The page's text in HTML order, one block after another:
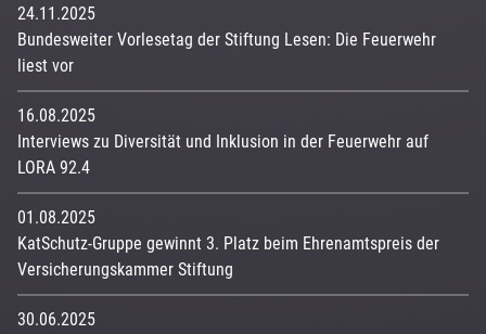
24.11.2025
Bundesweiter Vorlesetag der Stiftung Lesen: Die Feuerwehr
liest vor
16.08.2025
Interviews zu Diversität und Inklusion in der Feuerwehr auf
LORA 92.4
01.08.2025
KatSchutz-Gruppe gewinnt 3. Platz beim Ehrenamtspreis der
Versicherungskammer Stiftung
30.06.2025